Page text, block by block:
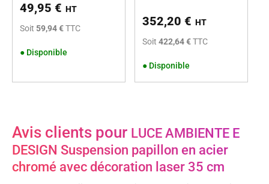
49,95 € HT
Soit 59,94 €TTC
● Disponible
352,20 € HT
Soit 422,64 €TTC
● Disponible
Avis clients pour LUCE AMBIENTE E
DESIGN Suspension papillon en acier
chromé avec décoration laser 35 cm